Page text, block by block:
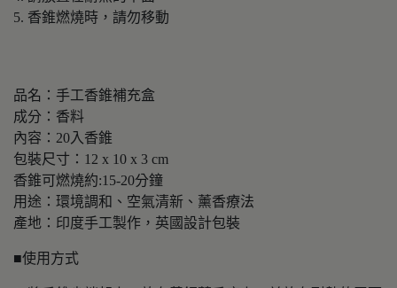
5. 香錐燃燒時，請勿移動
品名：手工香錐補充盒
成分：香料
內容：20入香錐
包裝尺寸：12 x 10 x 3 cm
香錐可燃燒約:15-20分鐘
用途：環境調和、空氣清新、薰香療法
產地：印度手工製作，英國設計包裝
■使用方式